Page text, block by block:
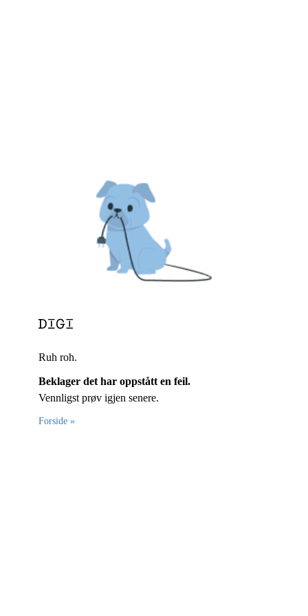
Ruh roh.
Beklager det har oppstått en feil.
Vennligst prøv igjen senere.
Forside »